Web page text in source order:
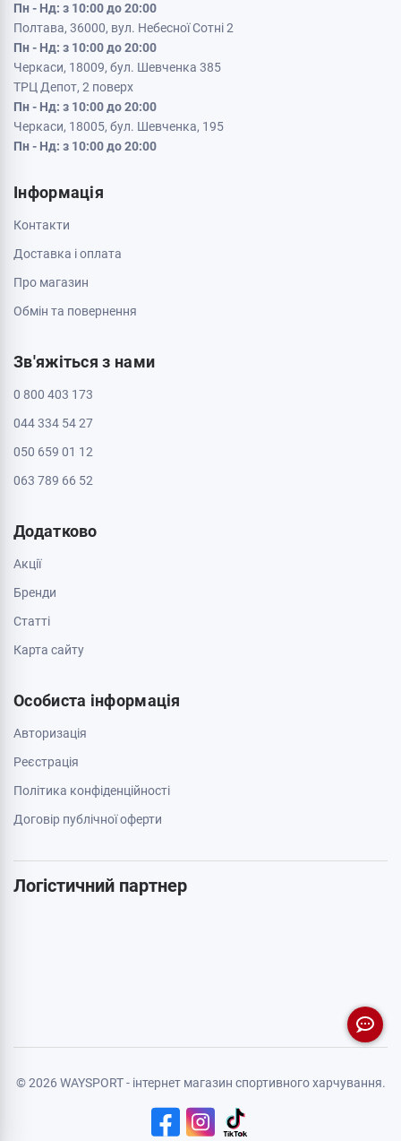
Пн - Нд: з 10:00 до 20:00
Полтава, 36000, вул. Небесної Сотні 2
Пн - Нд: з 10:00 до 20:00
Черкаси, 18009, бул. Шевченка 385
ТРЦ Депот, 2 поверх
Пн - Нд: з 10:00 до 20:00
Черкаси, 18005, бул. Шевченка, 195
Пн - Нд: з 10:00 до 20:00
Інформація
Контакти
Доставка і оплата
Про магазин
Обмін та повернення
Зв'яжіться з нами
0 800 403 173
044 334 54 27
050 659 01 12
063 789 66 52
Додатково
Акції
Бренди
Cтатті
Карта сайту
Особиста інформація
Авторизація
Реєстрація
Політика конфіденційності
Договір публічної оферти
Логістичний партнер
© 2026 WAYSPORT - інтернет магазин спортивного харчування.